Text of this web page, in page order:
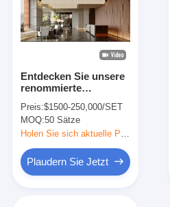
Entdecken Sie unsere
renommierte
Commercial
Collection, entworfen
für Eleganz und
Langlebigkeit.
Preis:$1500-250,000/SET
MOQ:50 Sätze
Plaudern Sie Jetzt